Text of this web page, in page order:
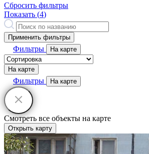
Сбросить фильтры
Показать (4)
Применить фильтры
Фильтры На карте
На карте
Фильтры На карте
Смотреть все объекты на карте
Открыть карту